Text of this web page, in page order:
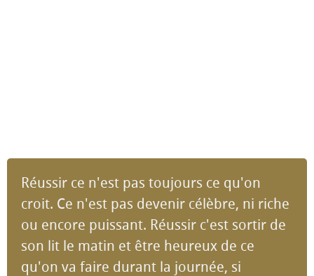
Réussir ce n'est pas toujours ce qu'on
croit. Ce n'est pas devenir célèbre, ni riche
ou encore puissant. Réussir c'est sortir de
son lit le matin et être heureux de ce
qu'on va faire durant la journée, si